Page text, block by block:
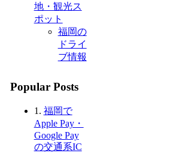
地・観光ス
ポット
福岡の
ドライ
ブ情報
Popular Posts
1. 福岡で
Apple Pay・
Google Pay
の交通系IC